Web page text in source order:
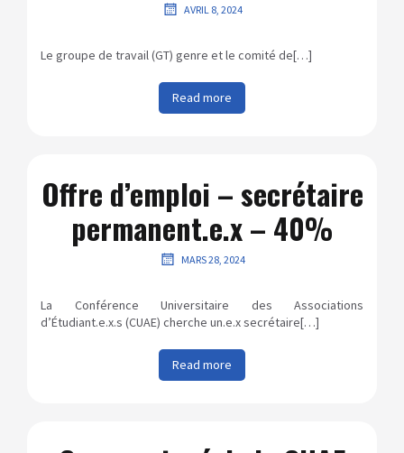
AVRIL 8, 2024
Le groupe de travail (GT) genre et le comité de[…]
Read more
Offre d’emploi – secrétaire
permanent.e.x – 40%
MARS 28, 2024
La Conférence Universitaire des Associations
d’Étudiant.e.x.s (CUAE) cherche un.e.x secrétaire[…]
Read more